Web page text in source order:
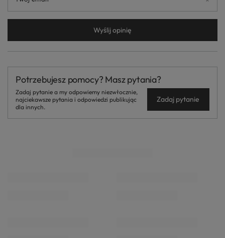
Wyślij opinię
Potrzebujesz pomocy? Masz pytania?
Zadaj pytanie a my odpowiemy niezwłocznie,
najciekawsze pytania i odpowiedzi publikując
dla innych.
Zadaj pytanie